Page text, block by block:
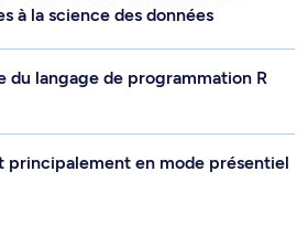
à la science des données
du langage de programmation R
principalement en mode présentiel